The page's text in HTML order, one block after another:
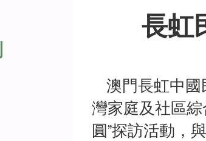
長虹
澳門長虹中國
灣家庭及社區
圓”探訪活動，